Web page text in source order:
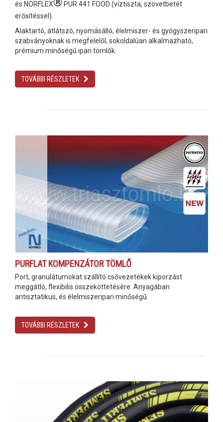
és NORFLEX
PUR 441 FOOD (víztiszta, szövetbetét
erősítéssel).
Alaktartó, átlátszó, nyomásálló, élelmiszer- és gyógyszeripari
szabványoknak is megfelelől, sokoldalúan alkalmazható,
prémium minőségű ipari tömlők.
TOVÁBBI RÉSZLETEK
PURFLAT KOMPENZÁTOR TÖMLŐ
Port, granulátumokat szállító csővezetékek kiporzást
meggátló, flexibilis összeköttetésére. Anyagában
antisztatikus, és élelmiszeripari minőségű.
TOVÁBBI RÉSZLETEK